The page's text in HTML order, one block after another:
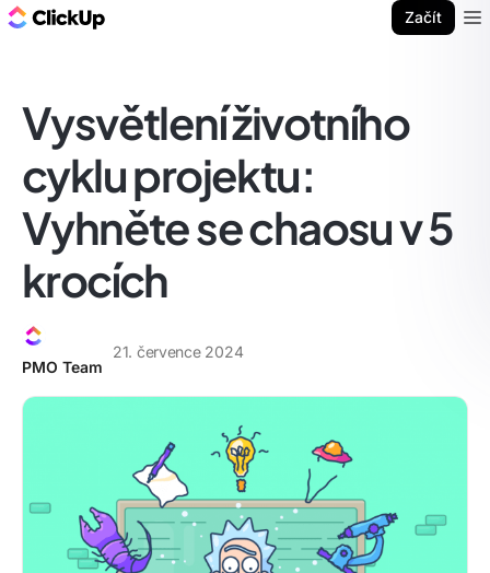
Začít
Vysvětlení životního
cyklu projektu:
Vyhněte se chaosu v 5
krocích
PMO Team
21. července 2024